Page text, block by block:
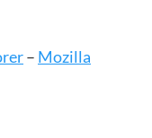
– Mozilla